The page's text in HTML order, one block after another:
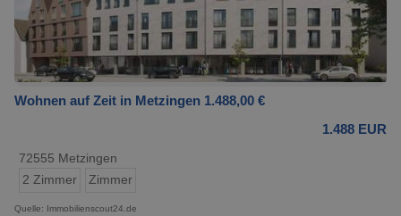
Wohnen auf Zeit in Metzingen 1.488,00 €
1.488 EUR
72555 Metzingen
2 Zimmer
Zimmer
Quelle: Immobilienscout24.de